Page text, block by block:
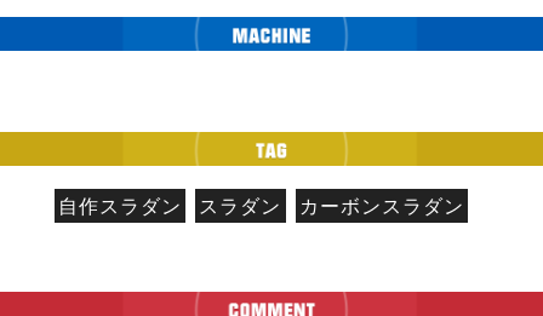
自作スラダン スラダン カーボンスラダン